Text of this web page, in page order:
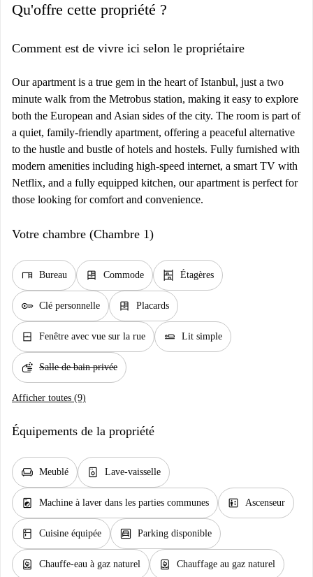
Qu'offre cette propriété ?
Comment est de vivre ici selon le propriétaire
Our apartment is a true gem in the heart of Istanbul, just a two
minute walk from the Metrobus station, making it easy to explore
both the European and Asian sides of the city. The room is part of
a quiet, family-friendly apartment, offering a peaceful alternative
to the hustle and bustle of hotels and hostels. Fully furnished with
modern amenities including high-speed internet, a smart TV with
Netflix, and a fully equipped kitchen, our apartment is perfect for
those looking for comfort and convenience.
Votre chambre (Chambre 1)
desk Bureau dresser Commode shelves Étagères
key Clé personnelle dresser Placards
window_closed Fenêtre avec vue sur la rue airline_seat_flat Lit simple
soap Salle de bain privée
Afficher toutes (9)
Équipements de la propriété
chair Meublé dishwasher_gen Lave-vaisselle
local_laundry_service Machine à laver dans les parties communes elevator Ascenseur
kitchen Cuisine équipée garage Parking disponible
water_heater Chauffe-eau à gaz naturel water_heater Chauffage au gaz naturel